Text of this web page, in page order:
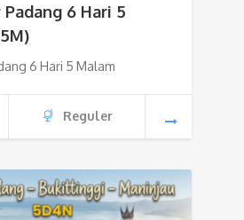
6 Hari 5
6 Hari 5 Malam
Reguler